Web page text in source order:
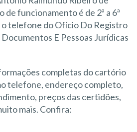
de funcionamento é de 2ª a 6ª
o telefone do Ofício Do Registro
E Pessoas Jurídicas
completas do cartório
telefone, endereço completo,
preços das certidões,
mais. Confira: